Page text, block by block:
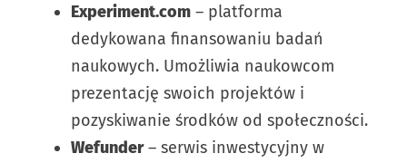
Experiment.com – platforma
dedykowana finansowaniu badań
naukowych. Umożliwia naukowcom
prezentację swoich projektów i
pozyskiwanie środków od społeczności.
Wefunder– serwis inwestycyjny w